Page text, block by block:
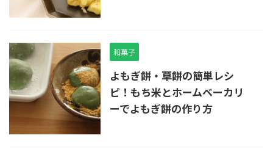
和菓子
よもぎ餅・草餅の簡単レシ
ピ！もち米とホームベーカリ
ーでよもぎ餅の作り方